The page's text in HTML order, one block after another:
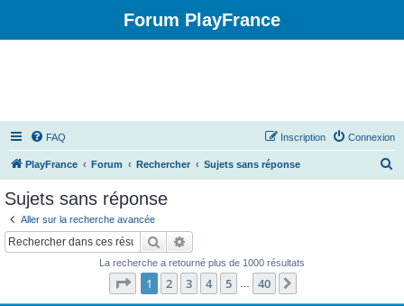
Forum PlayFrance
FAQ Connexion
Inscription
PlayFrance Forum Rechercher Sujets sans réponse
Sujets sans réponse
Aller sur la recherche avancée
Rechercher
La recherche a retourné plus de 1000 résultats
Page 1sur40
1 2 3 4 5 40